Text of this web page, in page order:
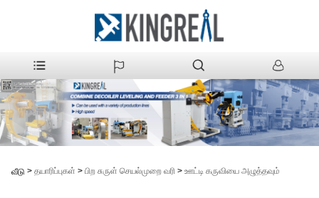
வீடு > தயாரிப்புகள் > பிற சுருள் செயல்முறை வரி > ஊட்டி கருவியை அழுத்தவும்